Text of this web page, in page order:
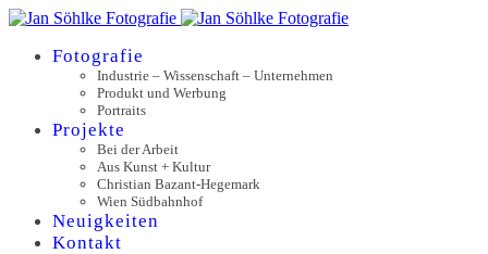
Fotografie
Industrie – Wissenschaft – Unternehmen
Produkt und Werbung
Portraits
Projekte
Bei der Arbeit
Aus Kunst + Kultur
Christian Bazant-Hegemark
Wien Südbahnhof
Neuigkeiten
Kontakt